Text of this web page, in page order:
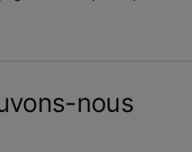
nous